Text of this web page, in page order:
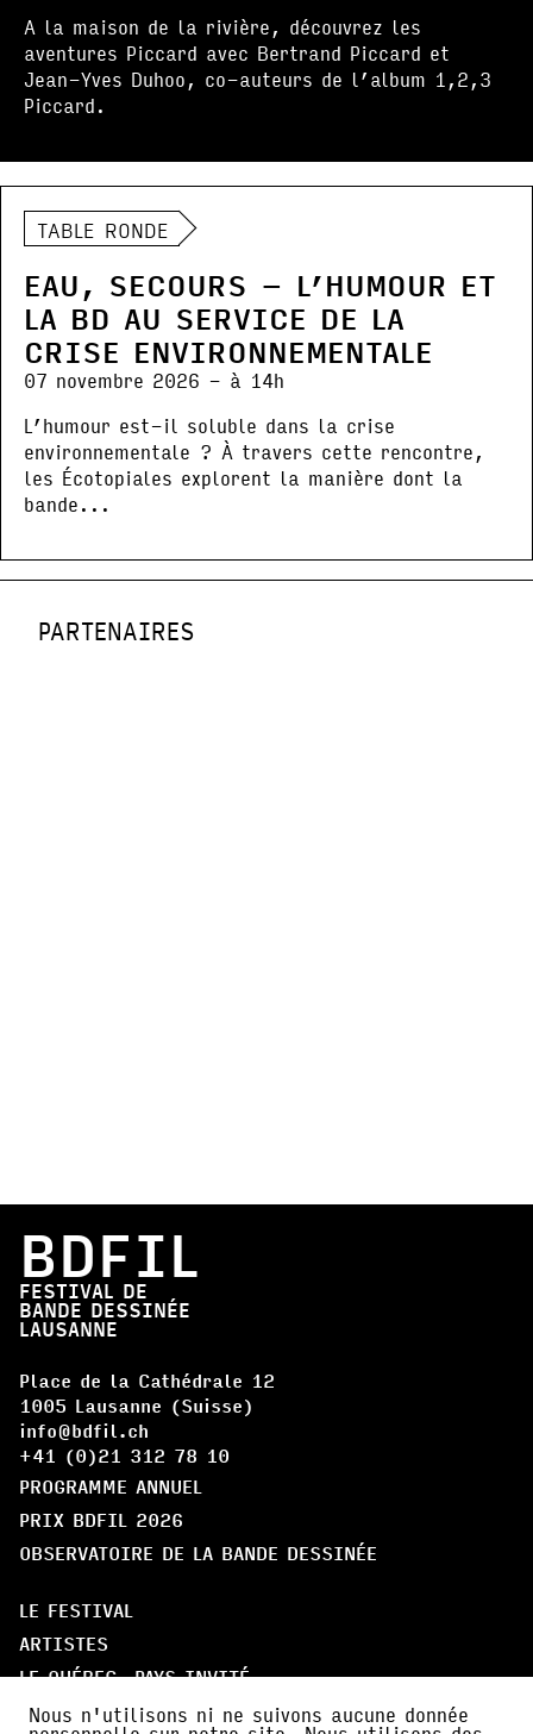
A la maison de la rivière, découvrez les
aventures Piccard avec Bertrand Piccard et
Jean-Yves Duhoo, co-auteurs de l’album 1,2,3
Piccard.
TABLE RONDE
EAU, SECOURS – L’HUMOUR ET
LA BD AU SERVICE DE LA
CRISE ENVIRONNEMENTALE
07 novembre 2026 - à 14h
L’humour est-il soluble dans la crise
environnementale ? À travers cette rencontre,
les Écotopiales explorent la manière dont la
bande...
PARTENAIRES
BDFIL
FESTIVAL DE
BANDE DESSINÉE
LAUSANNE
Place de la Cathédrale 12
1005 Lausanne (Suisse)
info@bdfil.ch
+41 (0)21 312 78 10
PROGRAMME ANNUEL
PRIX BDFIL 2026
OBSERVATOIRE DE LA BANDE DESSINÉE
LE FESTIVAL
ARTISTES
LE QUÉBEC, PAYS INVITÉ
PARTICIPER
Nous n'utilisons ni ne suivons aucune donnée